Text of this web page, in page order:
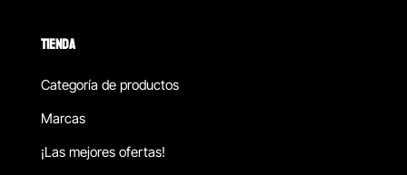
TIENDA
Categoría de productos
Marcas
¡Las mejores ofertas!